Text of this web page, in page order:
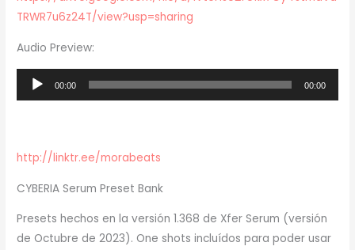
TRWR7u6z24T/view?usp=sharing
Audio Preview:
Reproductor
de
00:00 00:00
http://linktr.ee/morabeats
CYBERIA Serum Preset Bank
Presets hechos en la versión 1.368 de Xfer Serum (versión
de Octubre de 2023). One shots incluídos para poder usar